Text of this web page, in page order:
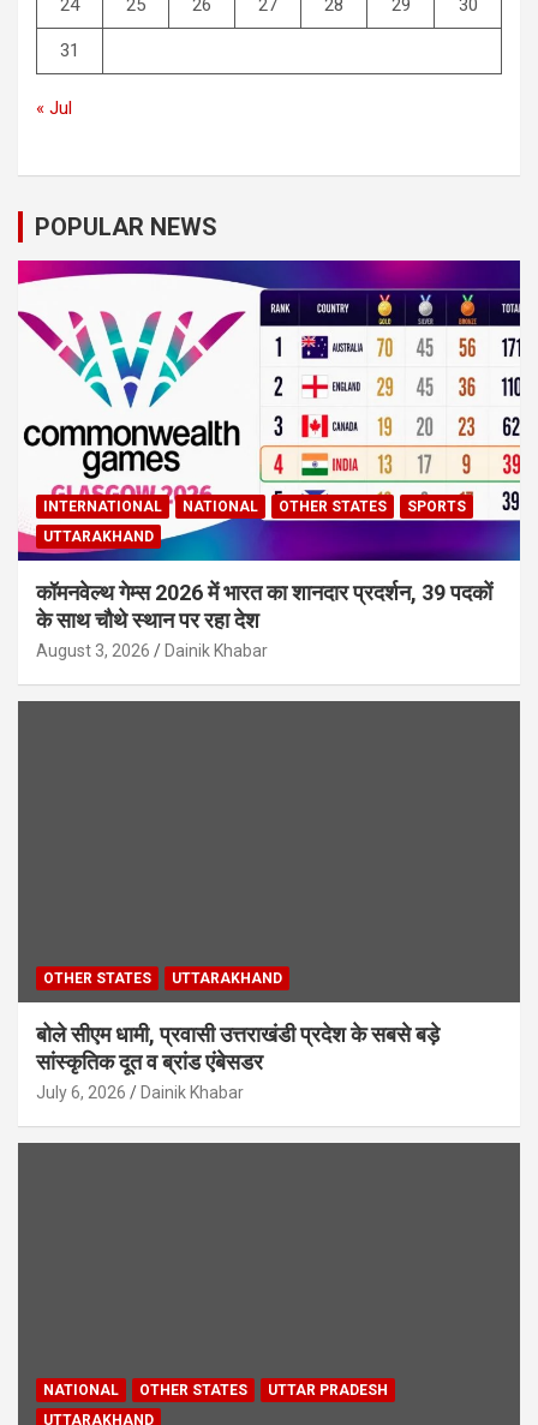
24 25 26 27 28 29 30
31
« Jul
POPULAR NEWS
INTERNATIONAL NATIONAL OTHER STATES
SPORTS
UTTARAKHAND
कॉमनवेल्थ गेम्स 2026 में भारत का शानदार प्रदर्शन, 39 पदकों
के साथ चौथे स्थान पर रहा देश
August 3, 2026 Dainik Khabar
OTHER STATES UTTARAKHAND
बोले सीएम धामी, प्रवासी उत्तराखंडी प्रदेश के सबसे बड़े
सांस्कृतिक दूत व ब्रांड एंबेसडर
July 6, 2026 Dainik Khabar
NATIONAL OTHER STATES
UTTAR PRADESH
UTTARAKHAND